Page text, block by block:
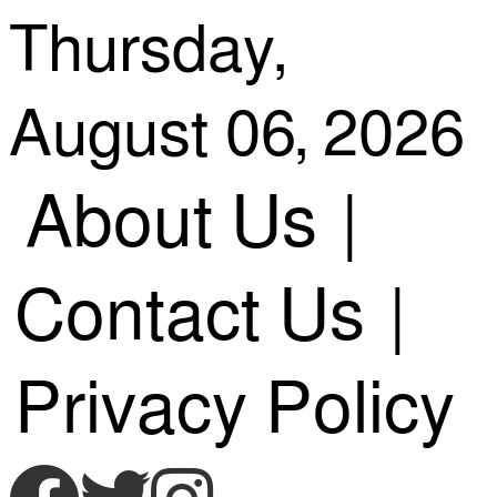
Skip
to
content
Thursday,
August 06, 2026
About Us |
Contact Us |
Privacy Policy